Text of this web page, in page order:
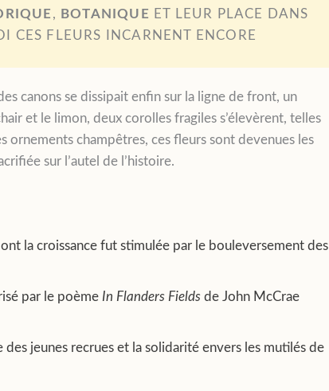
, BOTANIQUE ET LEUR PLACE DANS
CES FLEURS INCARNENT ENCORE
canons se dissipait enfin sur la ligne de front, un
et le limon, deux corolles fragiles s’élevèrent, telles
ornements champêtres, ces fleurs sont devenues les
sur l’autel de l’histoire.
la croissance fut stimulée par le bouleversement des
par le poème In Flanders Fields de John McCrae
jeunes recrues et la solidarité envers les mutilés de